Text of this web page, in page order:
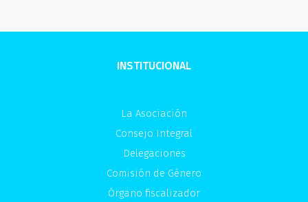
INSTITUCIONAL
La Asociación
Consejo Integral
Delegaciones
Comisión de Género
Órgano fiscalizador